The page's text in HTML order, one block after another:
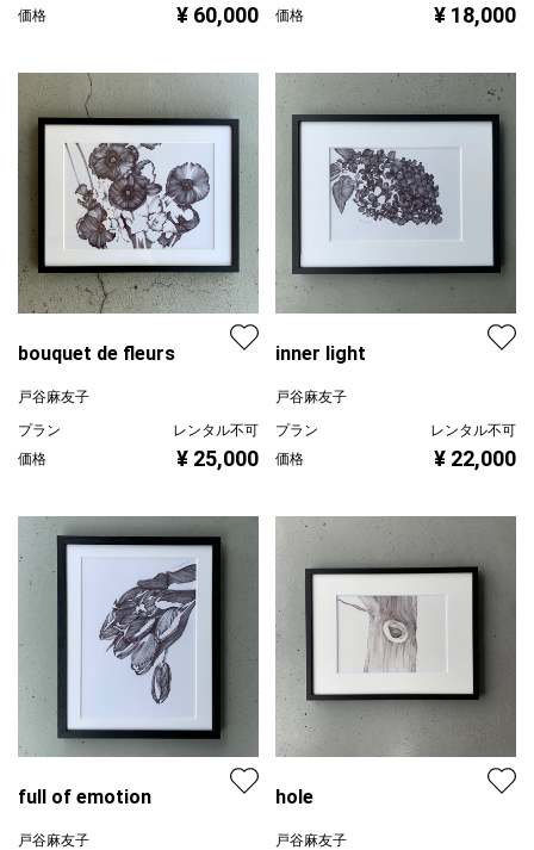
価格 ¥ 60,000 価格 ¥ 18,000
bouquet de fleurs
戸谷麻友子
プラン
レンタル不可
価格
¥ 25,000
inner light
戸谷麻友子
プラン
レンタル不可
価格
¥ 22,000
full of emotion
戸谷麻友子
hole
戸谷麻友子